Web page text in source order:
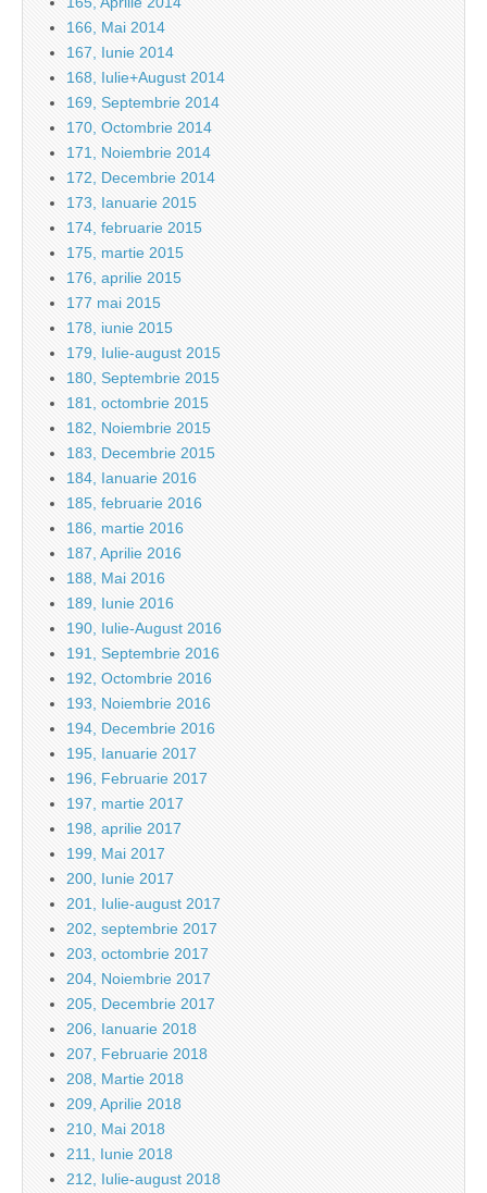
166, Mai 2014
167, Iunie 2014
168, Iulie+August 2014
169, Septembrie 2014
170, Octombrie 2014
171, Noiembrie 2014
172, Decembrie 2014
173, Ianuarie 2015
174, februarie 2015
175, martie 2015
176, aprilie 2015
177 mai 2015
178, iunie 2015
179, Iulie-august 2015
180, Septembrie 2015
181, octombrie 2015
182, Noiembrie 2015
183, Decembrie 2015
184, Ianuarie 2016
185, februarie 2016
186, martie 2016
187, Aprilie 2016
188, Mai 2016
189, Iunie 2016
190, Iulie-August 2016
191, Septembrie 2016
192, Octombrie 2016
193, Noiembrie 2016
194, Decembrie 2016
195, Ianuarie 2017
196, Februarie 2017
197, martie 2017
198, aprilie 2017
199, Mai 2017
200, Iunie 2017
201, Iulie-august 2017
202, septembrie 2017
203, octombrie 2017
204, Noiembrie 2017
205, Decembrie 2017
206, Ianuarie 2018
207, Februarie 2018
208, Martie 2018
209, Aprilie 2018
210, Mai 2018
211, Iunie 2018
212, Iulie-august 2018